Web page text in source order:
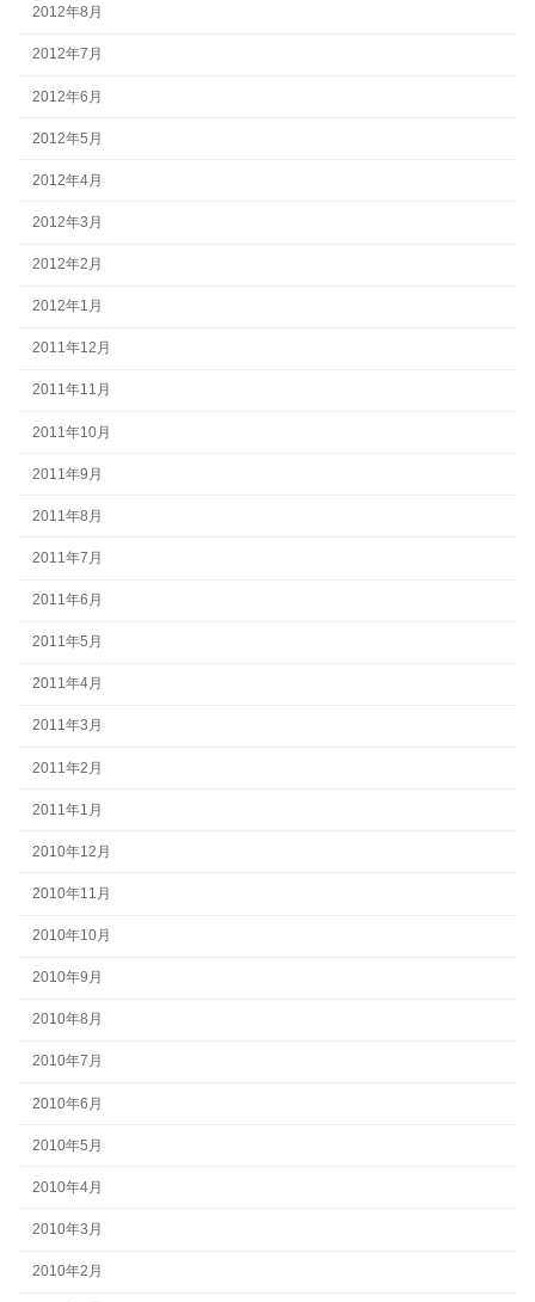
2012年8月
2012年7月
2012年6月
2012年5月
2012年4月
2012年3月
2012年2月
2012年1月
2011年12月
2011年11月
2011年10月
2011年9月
2011年8月
2011年7月
2011年6月
2011年5月
2011年4月
2011年3月
2011年2月
2011年1月
2010年12月
2010年11月
2010年10月
2010年9月
2010年8月
2010年7月
2010年6月
2010年5月
2010年4月
2010年3月
2010年2月